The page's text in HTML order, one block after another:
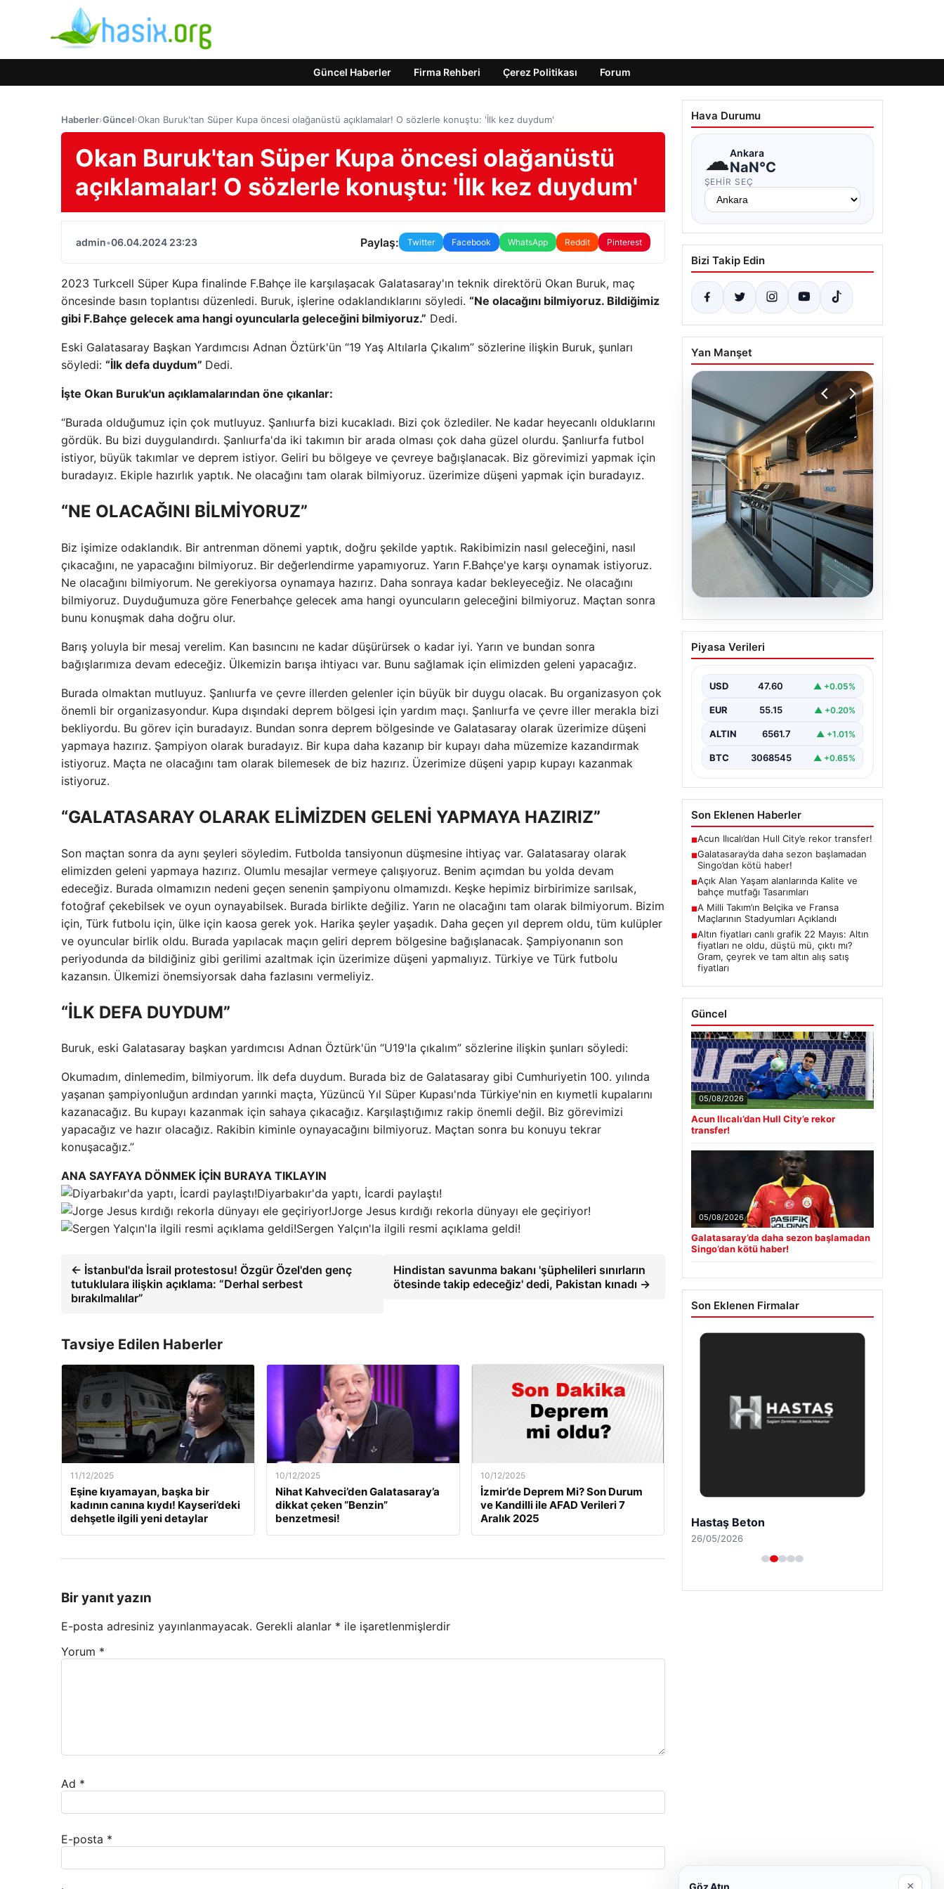
Güncel Haberler Firma Rehberi Çerez Politikası Forum
Haberler›Güncel›Okan Buruk'tan Süper Kupa öncesi olağanüstü açıklamalar! O sözlerle konuştu: 'İlk kez duydum'
Okan Buruk'tan Süper Kupa öncesi olağanüstü
açıklamalar! O sözlerle konuştu: 'İlk kez duydum'
admin•06.04.2024 23:23 Paylaş: Twitter Facebook WhatsApp Reddit Pinterest
2023 Turkcell Süper Kupa finalinde F.Bahçe ile karşılaşacak Galatasaray'ın teknik direktörü Okan Buruk, maç
öncesinde basın toplantısı düzenledi. Buruk, işlerine odaklandıklarını söyledi. “Ne olacağını bilmiyoruz. Bildiğimiz
gibi F.Bahçe gelecek ama hangi oyuncularla geleceğini bilmiyoruz.” Dedi.
Eski Galatasaray Başkan Yardımcısı Adnan Öztürk'ün “19 Yaş Altılarla Çıkalım” sözlerine ilişkin Buruk, şunları
söyledi: “İlk defa duydum” Dedi.
İşte Okan Buruk'un açıklamalarından öne çıkanlar:
“Burada olduğumuz için çok mutluyuz. Şanlıurfa bizi kucakladı. Bizi çok özlediler. Ne kadar heyecanlı olduklarını
gördük. Bu bizi duygulandırdı. Şanlıurfa'da iki takımın bir arada olması çok daha güzel olurdu. Şanlıurfa futbol
istiyor, büyük takımlar ve deprem istiyor. Geliri bu bölgeye ve çevreye bağışlanacak. Biz görevimizi yapmak için
buradayız. Ekiple hazırlık yaptık. Ne olacağını tam olarak bilmiyoruz. üzerimize düşeni yapmak için buradayız.
“NE OLACAĞINI BİLMİYORUZ”
Biz işimize odaklandık. Bir antrenman dönemi yaptık, doğru şekilde yaptık. Rakibimizin nasıl geleceğini, nasıl
çıkacağını, ne yapacağını bilmiyoruz. Bir değerlendirme yapamıyoruz. Yarın F.Bahçe'ye karşı oynamak istiyoruz.
Ne olacağını bilmiyorum. Ne gerekiyorsa oynamaya hazırız. Daha sonraya kadar bekleyeceğiz. Ne olacağını
bilmiyoruz. Duyduğumuza göre Fenerbahçe gelecek ama hangi oyuncuların geleceğini bilmiyoruz. Maçtan sonra
bunu konuşmak daha doğru olur.
Barış yoluyla bir mesaj verelim. Kan basıncını ne kadar düşürürsek o kadar iyi. Yarın ve bundan sonra
bağışlarımıza devam edeceğiz. Ülkemizin barışa ihtiyacı var. Bunu sağlamak için elimizden geleni yapacağız.
Burada olmaktan mutluyuz. Şanlıurfa ve çevre illerden gelenler için büyük bir duygu olacak. Bu organizasyon çok
önemli bir organizasyondur. Kupa dışındaki deprem bölgesi için yardım maçı. Şanlıurfa ve çevre iller merakla bizi
bekliyordu. Bu görev için buradayız. Bundan sonra deprem bölgesinde ve Galatasaray olarak üzerimize düşeni
yapmaya hazırız. Şampiyon olarak buradayız. Bir kupa daha kazanıp bir kupayı daha müzemize kazandırmak
istiyoruz. Maçta ne olacağını tam olarak bilemesek de biz hazırız. Üzerimize düşeni yapıp kupayı kazanmak
istiyoruz.
“GALATASARAY OLARAK ELİMİZDEN GELENİ YAPMAYA HAZIRIZ”
Son maçtan sonra da aynı şeyleri söyledim. Futbolda tansiyonun düşmesine ihtiyaç var. Galatasaray olarak
elimizden geleni yapmaya hazırız. Olumlu mesajlar vermeye çalışıyoruz. Benim açımdan bu yolda devam
edeceğiz. Burada olmamızın nedeni geçen senenin şampiyonu olmamızdı. Keşke hepimiz birbirimize sarılsak,
fotoğraf çekebilsek ve oyun oynayabilsek. Burada birlikte değiliz. Yarın ne olacağını tam olarak bilmiyorum. Bizim
için, Türk futbolu için, ülke için kaosa gerek yok. Harika şeyler yaşadık. Daha geçen yıl deprem oldu, tüm kulüpler
ve oyuncular birlik oldu. Burada yapılacak maçın geliri deprem bölgesine bağışlanacak. Şampiyonanın son
periyodunda da bildiğiniz gibi gerilimi azaltmak için üzerimize düşeni yapmalıyız. Türkiye ve Türk futbolu
kazansın. Ülkemizi önemsiyorsak daha fazlasını vermeliyiz.
“İLK DEFA DUYDUM”
Buruk, eski Galatasaray başkan yardımcısı Adnan Öztürk'ün “U19'la çıkalım” sözlerine ilişkin şunları söyledi:
Okumadım, dinlemedim, bilmiyorum. İlk defa duydum. Burada biz de Galatasaray gibi Cumhuriyetin 100. yılında
yaşanan şampiyonluğun ardından yarınki maçta, Yüzüncü Yıl Süper Kupası'nda Türkiye'nin en kıymetli kupalarını
kazanacağız. Bu kupayı kazanmak için sahaya çıkacağız. Karşılaştığımız rakip önemli değil. Biz görevimizi
yapacağız ve hazır olacağız. Rakibin kiminle oynayacağını bilmiyoruz. Maçtan sonra bu konuyu tekrar
konuşacağız.”
ANA SAYFAYA DÖNMEK İÇİN BURAYA TIKLAYIN
Diyarbakır'da yaptı, İcardi paylaştı!
Jorge Jesus kırdığı rekorla dünyayı ele geçiriyor!
Sergen Yalçın'la ilgili resmi açıklama geldi!
← İstanbul'da İsrail protestosu! Özgür Özel'den genç
tutuklulara ilişkin açıklama: “Derhal serbest
bırakılmalılar”
Hindistan savunma bakanı 'şüphelileri sınırların
ötesinde takip edeceğiz' dedi, Pakistan kınadı →
Tavsiye Edilen Haberler
11/12/2025
Eşine kıyamayan, başka bir
kadının canına kıydı! Kayseri’deki
dehşetle ilgili yeni detaylar
10/12/2025
Nihat Kahveci’den Galatasaray’a
dikkat çeken “Benzin”
benzetmesi!
10/12/2025
İzmir’de Deprem Mi? Son Durum
ve Kandilli ile AFAD Verileri 7
Aralık 2025
Bir yanıt yazın
E-posta adresiniz yayınlanmayacak. Gerekli alanlar * ile işaretlenmişlerdir
Yorum *
Ad *
E-posta *
Hava Durumu
☁Ankara
NaN°C
ŞEHIR SEÇ
Bizi Takip Edin
Yan Manşet
04.08.2026
Açık Alan Yaşam
alanlarında Kalite ve
Tasarımları
Günümüz dünyasında açık hava
dinlenme alanları, evlerin en
haline gelmiştir.…
Piyasa Verileri
USD 47.60 ▲ +0.05%
EUR 55.15 ▲ +0.20%
ALTIN 6561.7 ▲ +1.01%
BTC 3068545 ▲ +0.65%
Son Eklenen Haberler
■Acun Ilıcalı’dan Hull City’e rekor transfer!
■Galatasaray’da daha sezon başlamadan
Singo’dan kötü haber!
■Açık Alan Yaşam alanlarında Kalite ve
bahçe mutfağı Tasarımları
■A Milli Takım’ın Belçika ve Fransa
Maçlarının Stadyumları Açıklandı
■Altın fiyatları canlı grafik 22 Mayıs: Altın
fiyatları ne oldu, düştü mü, çıktı mı?
Gram, çeyrek ve tam altın alış satış
fiyatları
Güncel
05/08/2026
Acun Ilıcalı’dan Hull City’e rekor
transfer!
05/08/2026
Galatasaray’da daha sezon başlamadan
Singo’dan kötü haber!
Son Eklenen Firmalar
Bulkoon Toptan Ayakkabı
03/05/2026
Göz Atın ×